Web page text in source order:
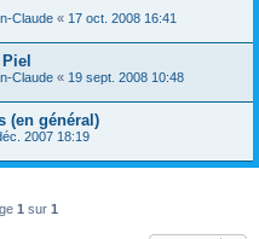
Claude « 17 oct. 2008 16:41
Claude « 19 sept. 2008 10:48
(en général)
2007 18:19
1 sur 1